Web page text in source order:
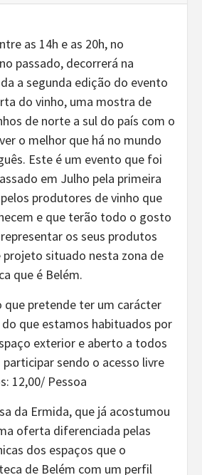
as 14h e as 20h, no
passado, decorrerá na
a segunda edição do evento
do vinho, uma mostra de
de norte a sul do país com o
o melhor que há no mundo
Este é um evento que foi
em Julho pela primeira
produtores de vinho que
e que terão todo o gosto
os seus produtos
projeto situado nesta zona de
que é Belém.
que pretende ter um carácter
que estamos habituados por
exterior e aberto a todos
sendo o acesso livre
12,00/ Pessoa
da Ermida, que já acostumou
oferta diferenciada pelas
dos espaços que o
de Belém com um perfil